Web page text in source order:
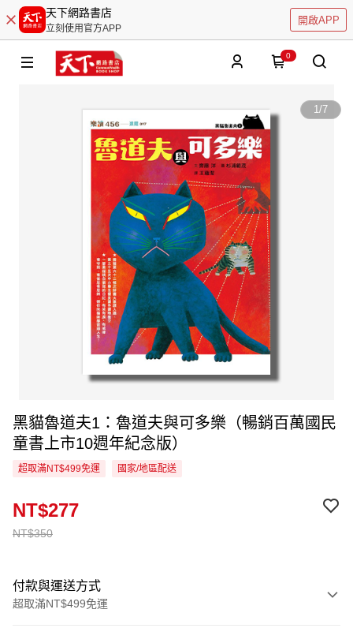
天下網路書店
立刻使用官方APP
開啟APP
0
1/7
黑貓魯道夫1：魯道夫與可多樂（暢銷百萬國民
童書上市10週年紀念版）
超取滿NT$499免運 國家/地區配送
NT$350
NT$277
付款與運送方式
超取滿NT$499免運